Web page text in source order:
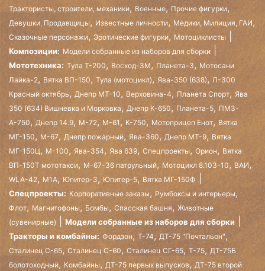
Трактористы, строители, механики, Военные, Прочие фигурки,
Девушки, Продавщицы, Известные личности, Медики, Милиция, ГАИ,
Сказочные персонажи, Эротические фигурки, Мотоциклисты
Композиции: Модели собранные из наборов для сборки
Мототехника: Тула Т-200, Восход-3М, Планета-3, Мотосани
Лайка-2, Вятка ВП-150, Тула (мотоцикл), Ява-350 (638), Л-300
Красный октябрь, Днепр МТ-10, Верховина-4, Планета Спорт, Ява
350 (634) Вишневка и Морковка, Днепр К-650,Планета-5, ПМЗ-
А-750, Днепр 14.9, М-72, М-61 , К-750, Мотоприцеп Енот,Вятка
МГ-150, М-67, Днепр пожарный, Ява-360, Днепр МТ-9, Вятка
МГ-150Ц, М-100, Ява-354, Ява 639, Спецпроекты, Орион, Вятка
ВП-150Т мототакси, М-67-36 патрульный, Мотоцикл 8.103-10, ВАИ,
WLA-42, М1А, Юпитер-3, Юпитер-5, Вятка МГ-150Ф
Спецпроекты: Корпоративные заказы, Румбоксы и интерьеры,
Флот, Магнитофоны, Бомбы, Спасская башня, Животные
(сувенирные)
Модели собранные из наборов для сборки
Тракторы и комбайны: Фордзон, Т-74, ДТ-75 "Почтальон",
Сталинец С-65, Сталинец С-60, Сталинец СГ-65, Т-75, ДТ-75Б
болотоходный, Комбайны, ДТ-75 первых выпусков, ДТ-75 второй